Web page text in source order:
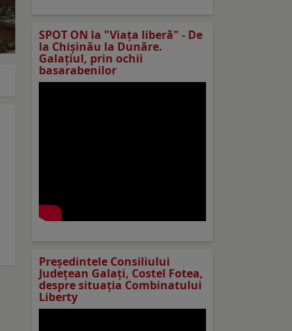
SPOT ON la "Viaţa liberă" - De
la Chișinău la Dunăre.
Galațiul, prin ochii
basarabenilor
Preşedintele Consiliului
Judeţean Galaţi, Costel Fotea,
despre situaţia Combinatului
Liberty